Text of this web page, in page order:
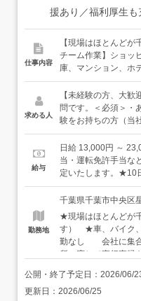
援あり／福利厚生も
仕事内容
【現場はほとんど
チーム作業】ショッ
庫、マンション、ホ
「コンクリート打設
ンクリート打設と
きに、型枠と呼ばれ
固めていく作業のこ
ペース整理、資材準
業（流し込み、振動
け、清掃（道具の清
とから、先輩社員が
は、必ず星有の社員
のリーダー）として
男女別のお手洗いや
ており、安全管理・
して働いていただけ
していくことはもち
葉は難しそうに思え
求める人
【未経験の方、大
問です。＜必須＞・
験をお持ちの方（当
事、土木工事など、
の方は、給与を優遇
給与
日給 13,000円 ～
当・運転免許手当な
定いたします。★10
望の方はご相談くだ
日給×1.5倍となりま
です（それ以下の
験のスタッフは手
ます。★普通自動車
は、月1万円の手当
万円〜※360万円は
す。関連の経験があ
社後の頑張り次第で
勤務地
千葉県千葉市中央区
★現場はほとんどが
す） ★車、バイク
勤なし 会社に集合
所に応じて直行直帰
プデートしています
公開・終了予定日： 2026/06/
更新日： 2026/06/25